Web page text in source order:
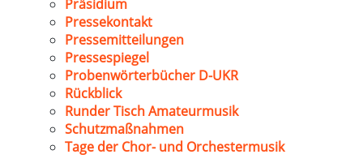
Präsidium
Pressekontakt
Pressemitteilungen
Pressespiegel
Probenwörterbücher D-UKR
Rückblick
Runder Tisch Amateurmusik
Schutzmaßnahmen
Tage der Chor- und Orchestermusik